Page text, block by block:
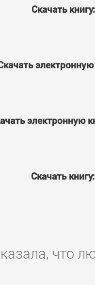
Скачать
электронную
Скачать
что